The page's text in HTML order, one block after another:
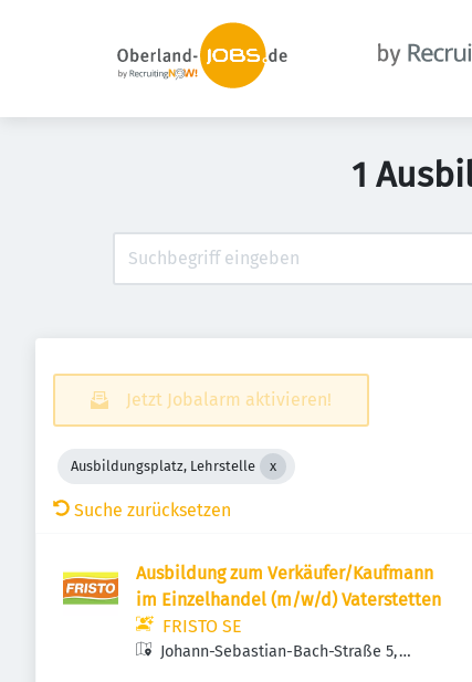
1
Jetzt Jobalarm aktivieren!
Ausbildungsplatz, Lehrstelle
Suche zurücksetzen
Ausbildung zum Verkäufer/Kaufmann
im Einzelhandel (m/w/d) Vaterstetten
FRISTO SE
Johann-Sebastian-Bach-Straße 5,